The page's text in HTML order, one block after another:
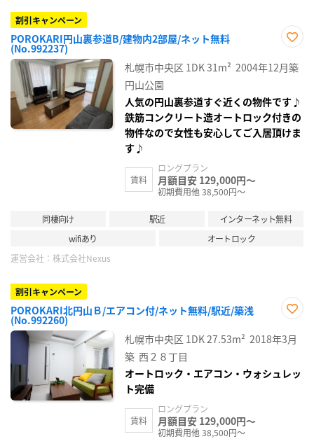
割引キャンペーン
POROKARI円山裏参道B/建物内2部屋/ネット無料
(No.992237)
に入
り登
札幌市中央区 1DK31m² 2004年12月築
円山公園
人気の円山裏参道すぐ近くの物件です♪
鉄筋コンクリート造オートロック付きの
物件なので女性も安心してご入居頂けま
す♪
賃料
ロングプラン
月額目安 129,000円～
初期費用他 38,500円～
同棲向け 駅近
インターネット無料
wifiあり
オートロック
運営会社： 株式会社Nexus
割引キャンペーン
POROKARI北円山Ｂ/エアコン付/ネット無料/駅近/築浅
(No.992260)
に入
り登
札幌市中央区 1DK27.53m² 2018年3月
築 西２８丁目
オートロック・エアコン・ウォシュレッ
ト完備
賃料
ロングプラン
月額目安 129,000円～
初期費用他 38,500円～